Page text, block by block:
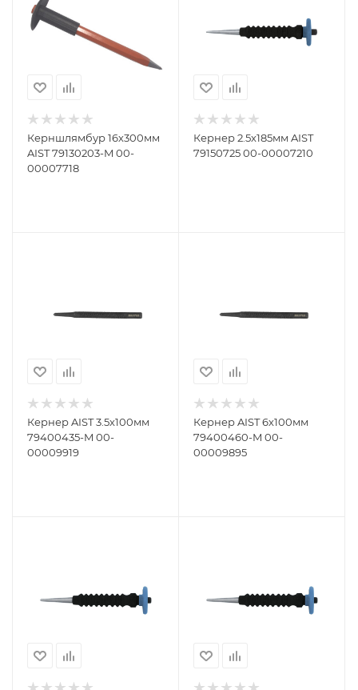
Керншлямбур 16х300мм
AIST 79130203-M 00-
00007718
Кернер 2.5х185мм AIST
79150725 00-00007210
Кернер AIST 3.5х100мм
79400435-M 00-
00009919
Кернер AIST 6х100мм
79400460-M 00-
00009895